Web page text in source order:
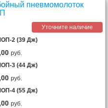
пневмомолоток
Уточните наличие
2 (39 Дж)
руб.
3 (44 Дж)
руб.
4 (55 Дж)
руб.